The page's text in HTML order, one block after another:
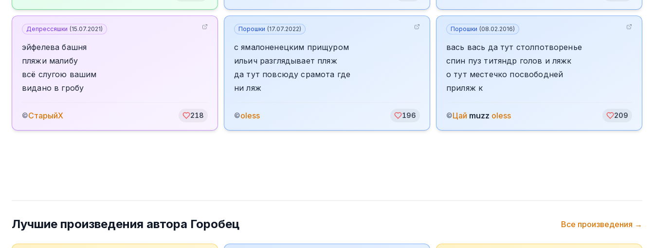
Депрессяшки (15.07.2021)
эйфелева башня
пляжи малибу
всё слугою вашим
видано в гробу
©СтарыйХ 218
Порошки (17.07.2022)
с ямалоненецким прищуром
ильич разглядывает пляж
да тут повсюду срамота где
ни ляж
©oless 196
Порошки (08.02.2016)
вась вась да тут столпотворенье
спин пуз титяндр голов и ляжк
о тут местечко посвободней
приляж к
©Цай muzz oless 209
Лучшие произведения автора Горобец Все произведения →